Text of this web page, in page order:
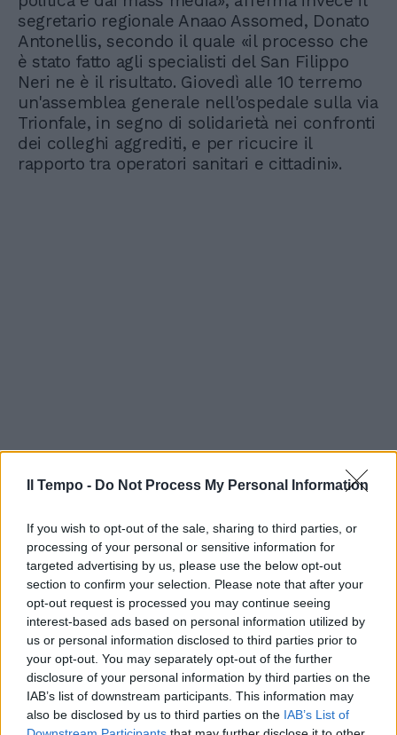
Il Tempo - Do Not Process My Personal Information
If you wish to opt-out of the sale, sharing to third parties, or
processing of your personal or sensitive information for
targeted advertising by us, please use the below opt-out
section to confirm your selection. Please note that after your
opt-out request is processed you may continue seeing
interest-based ads based on personal information utilized by
us or personal information disclosed to third parties prior to
your opt-out. You may separately opt-out of the further
disclosure of your personal information by third parties on the
IAB’s list of downstream participants. This information may
also be disclosed by us to third parties on the IAB’s List of
segretario regionale Anaao Assomed, Donato
Antonellis, secondo il quale «il processo che
è stato fatto agli specialisti del San Filippo
Neri ne è il risultato. Giovedì alle 10 terremo
un'assemblea generale nell'ospedale sulla via
Trionfale, in segno di solidarietà nei confronti
dei colleghi aggrediti, e per ricucire il
rapporto tra operatori sanitari e cittadini».
In evidenza